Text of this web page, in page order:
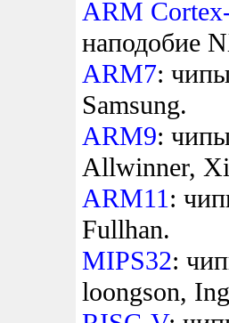
ARM
наподобие
ARM7:
Samsung.
ARM9:
Allwinner,
ARM11:
Fullhan.
MIPS32:
loongson,